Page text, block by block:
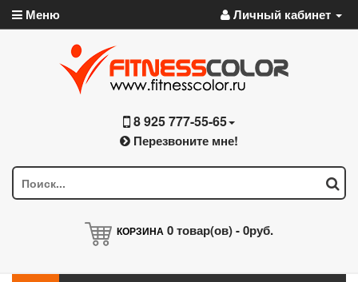
Меню Личный кабинет
8 925 777-55-65
Перезвоните мне!
КОРЗИНА 0товар(ов) -0руб.